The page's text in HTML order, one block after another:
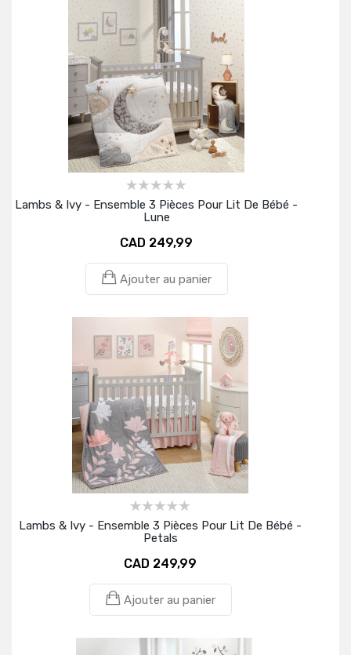
Lambs & Ivy - Ensemble 3 Pièces Pour Lit De Bébé -
Lune
CAD 249,99
Ajouter au panier
Lambs & Ivy - Ensemble 3 Pièces Pour Lit De Bébé -
Petals
CAD 249,99
Ajouter au panier